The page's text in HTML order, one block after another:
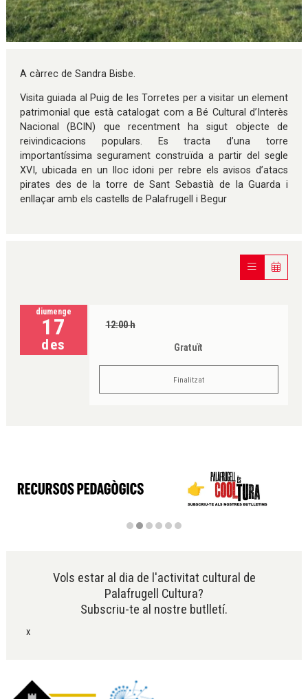
A càrrec de Sandra Bisbe.
Visita guiada al Puig de les Torretes per a visitar un element
patrimonial que està catalogat com a Bé Cultural d’Interès
Nacional (BCIN) que recentment ha sigut objecte de
reivindicacions populars. Es tracta d’una torre
importantíssima segurament construïda a partir del segle
XVI, ubicada en un lloc idoni per rebre els avisos d’atacs
pirates des de la torre de Sant Sebastià de la Guarda i
enllaçar amb els castells de Palafrugell i Begur
diumenge
17
des
12:00 h
Gratuït
Finalitzat
Vols estar al dia de l'activitat cultural de
Palafrugell Cultura?
Subscriu-te al nostre butlletí.
x